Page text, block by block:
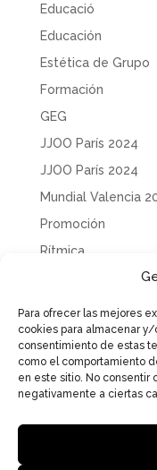
Para ofrecer las mejores
cookies para almacenar
consentimiento de estas
como el comportamiento
en este sitio. No consentir
negativamente a ciertas
Educació
Educación
Estética de Grupo
Formación
GEG
JJOO París 2024
JJOO París 2024
Mundial Valencia
Promoción
Rítmica
Tecnificación
Uncategorized